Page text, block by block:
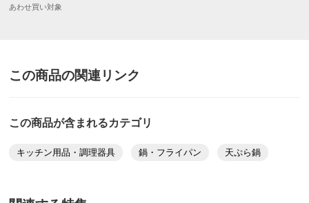
サイズとして大き過ぎず、小さ過ぎずでちょうど良かっ
て注げるからとても使いやすい。
2024/05/02
あわせ買い対象
この商品の関連リンク
この商品が含まれるカテゴリ
キッチン用品・調理器具 鍋・フライパン 天ぷら鍋